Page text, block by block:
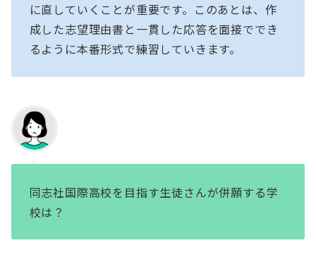
に直していくことが重要です。このあとは、作
成した志望理由書と一貫した応答を面接ででき
るように本番形式で練習していきます。
同志社国際高校を目指す生徒さんが併願する学
校は？